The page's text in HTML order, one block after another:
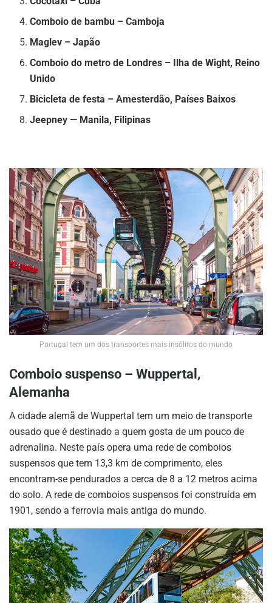
Comboio de bambu – Camboja
Maglev – Japão
Comboio do metro de Londres – Ilha de Wight, Reino
Unido
Bicicleta de festa – Amesterdão, Países Baixos
Jeepney — Manila, Filipinas
Portugal tem um dos transportes mais insólitos do mundo
Comboio suspenso – Wuppertal,
Alemanha
A cidade alemã de Wuppertal tem um meio de transporte
ousado que é destinado a quem gosta de um pouco de
adrenalina. Neste país opera uma rede de comboios
suspensos que tem 13,3 km de comprimento, eles
encontram-se pendurados a cerca de 8 a 12 metros acima
do solo. A rede de comboios suspensos foi construída em
1901, sendo a ferrovia mais antiga do mundo.